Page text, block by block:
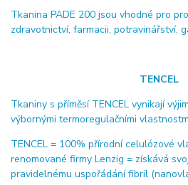
Tkanina PADE 200 jsou vhodné pro
zdravotnictví, farmacii, potravinářství,
TENCEL
Tkaniny s příměsí TENCEL vynikají
výbornými termoregulačními
TENCEL = 100% přírodní celulózové
renomované firmy Lenzig = získává
pravidelnému uspořádání fibril